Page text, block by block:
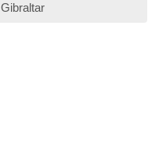
Gibraltar